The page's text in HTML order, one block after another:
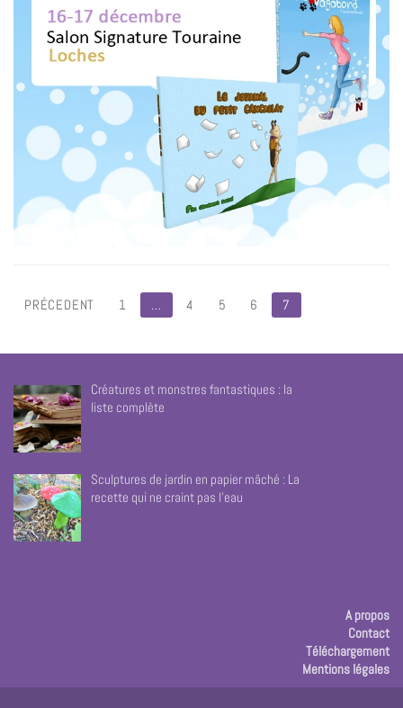
PRÉCEDENT 1 … 4 5 6 7
Créatures et monstres fantastiques : la
liste complète
Sculptures de jardin en papier mâché : La
recette qui ne craint pas l’eau
A propos
Contact
Téléchargement
Mentions légales